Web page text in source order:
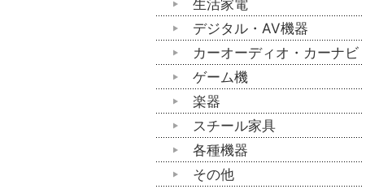
生活家電
デジタル・AV機器
カーオーディオ・カーナビ
ゲーム機
楽器
スチール家具
各種機器
その他